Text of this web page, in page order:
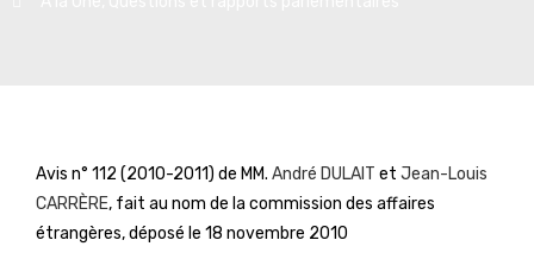
Avis n° 112 (2010-2011) de MM. André DULAIT et Jean-Louis
CARRÈRE, fait au nom de la commission des affaires
étrangères, déposé le 18 novembre 2010